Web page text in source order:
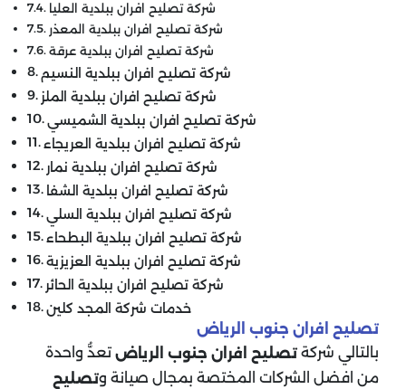
شركة تصليح افران ببلدية العليا
شركة تصليح افران ببلدية المعذر
شركة تصليح افران ببلدية عرقة
شركة تصليح افران ببلدية النسيم
شركة تصليح افران ببلدية الملز
شركة تصليح افران ببلدية الشميسي
شركة تصليح افران ببلدية العريجاء
شركة تصليح افران ببلدية نمار
شركة تصليح افران ببلدية الشفا
شركة تصليح افران ببلدية السلي
شركة تصليح افران ببلدية البطحاء
شركة تصليح افران ببلدية العزيزية
شركة تصليح افران ببلدية الحائر
خدمات شركة المجد كلين
تصليح افران جنوب الرياض
بالتالي شركة تصليح افران جنوب الرياض تعدُّ واحدة
من افضل الشركات المختصة بمجال صيانة وتصليح